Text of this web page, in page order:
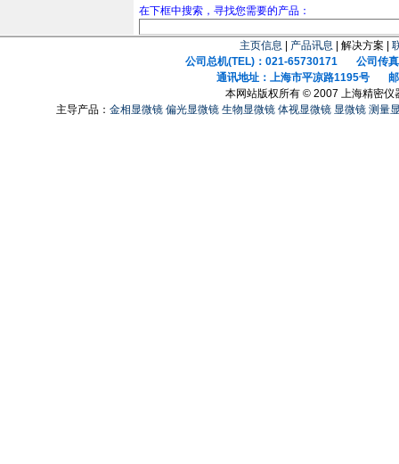
在下框中搜索，寻找您需要的产品：
主页信息 产品讯息 | 解决方案 |
公司总机(TEL)：021-65730171 公司传真
通讯地址：上海市平凉路1195号 邮
本网站版权所有 © 2007 上海精密仪
主导产品： 金相显微镜 偏光显微镜 生物显微镜 体视显微镜 显微镜 测量